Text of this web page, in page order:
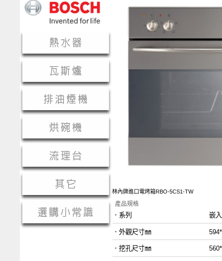
林內牌進口電烤箱RBO-5CS1-TW
產品規格
． 系列 嵌入式
．外觀尺寸㎜
．挖孔尺寸㎜